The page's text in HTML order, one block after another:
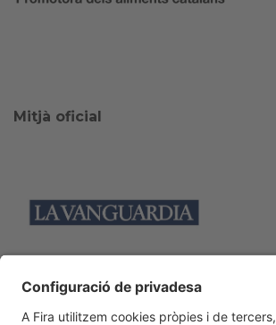
Mitjà oficial
Col·laboradors